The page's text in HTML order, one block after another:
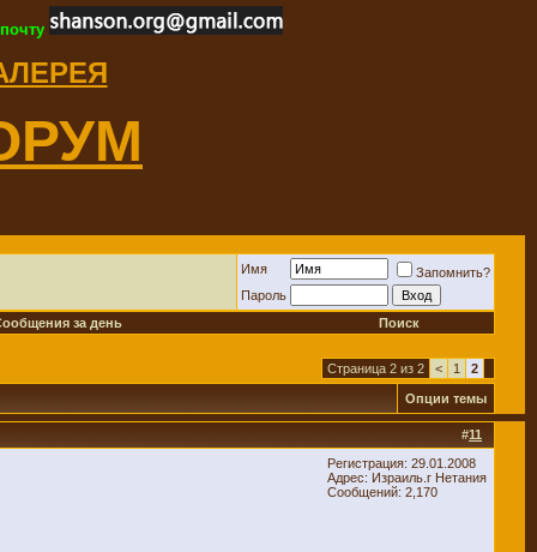
Имя
Запомнить?
Пароль
за день
Поиск
Страница 2 из 2 < 1 2
Опции темы
#11
Регистрация: 29.01.2008
Адрес: Израиль.г Нетания
Сообщений: 2,170